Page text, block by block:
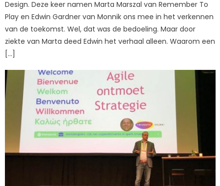
Design. Deze keer namen Marta Marszal van Remember To
Play en Edwin Gardner van Monnik ons mee in het verkennen
van de toekomst. Wel, dat was de bedoeling. Maar door
ziekte van Marta deed Edwin het verhaal alleen. Waarom een
[…]